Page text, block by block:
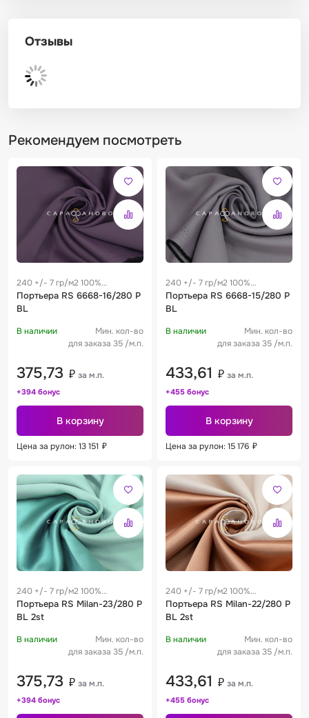
Отзывы
Рекомендуем посмотреть
240 +/- 7 гр/м2 100%
полиэстер
Портьера RS 6668-16/280 P
BL
В наличии
Мин. кол-во
для заказа 35 /м.п.
375,73 ₽ за м.п.
+394 бонус
В корзину
Цена за рулон: 13 151 ₽
240 +/- 7 гр/м2 100%
полиэстер
Портьера RS 6668-15/280 P
BL
В наличии
Мин. кол-во
для заказа 35 /м.п.
433,61 ₽ за м.п.
+455 бонус
В корзину
Цена за рулон: 15 176 ₽
240 +/- 7 гр/м2 100%
полиэстер
Портьера RS Milan-23/280 P
BL 2st
В наличии
Мин. кол-во
для заказа 35 /м.п.
375,73 ₽ за м.п.
+394 бонус
240 +/- 7 гр/м2 100%
полиэстер
Портьера RS Milan-22/280 P
BL 2st
В наличии
Мин. кол-во
для заказа 35 /м.п.
433,61 ₽ за м.п.
+455 бонус